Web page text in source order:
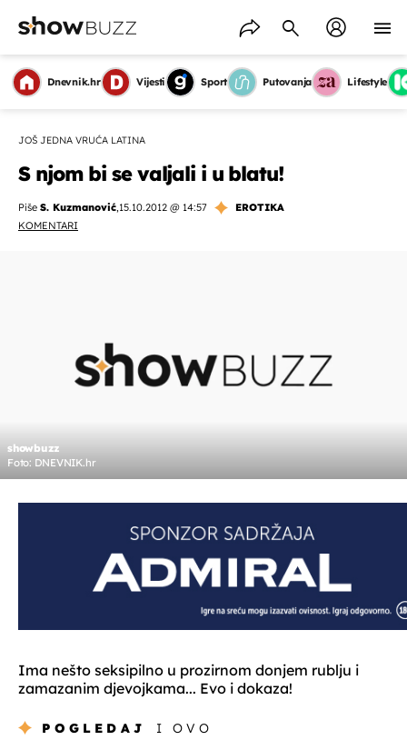
Dnevnik.hr Vijesti Sport Putovanja Lifestyle
JOŠ JEDNA VRUĆA LATINA
S njom bi se valjali i u blatu!
Piše S. Kuzmanović,15.10.2012 @ 14:57
EROTIKA
KOMENTARI
showbuzz
Foto: DNEVNIK.hr
Ima nešto seksipilno u prozirnom donjem rublju i
zamazanim djevojkama... Evo i dokaza!
POGLEDAJ I OVO
OMOGUĆI OBAVIJESTI